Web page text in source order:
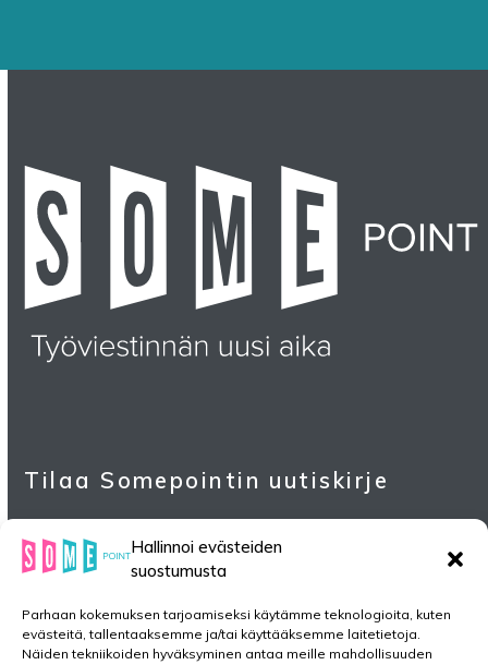
Hallinnoi evästeiden
suostumusta
Parhaan kokemuksen tarjoamiseksi käytämme teknologioita, kuten
evästeitä, tallentaaksemme ja/tai käyttääksemme laitetietoja.
Näiden tekniikoiden hyväksyminen antaa meille mahdollisuuden
Tilaa Somepointin uutiskirje